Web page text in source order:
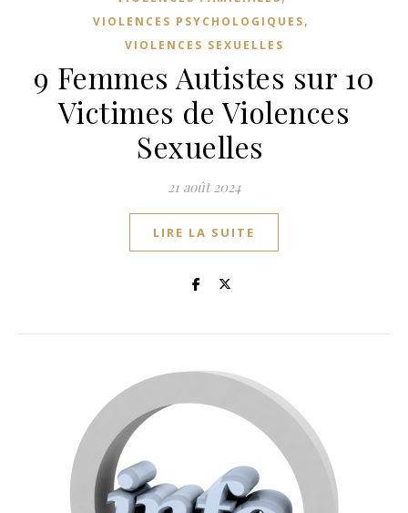
VIOLENCES PSYCHOLOGIQUES,
VIOLENCES SEXUELLES
9 Femmes Autistes sur 10
Victimes de Violences
Sexuelles
21 août 2024
LIRE LA SUITE